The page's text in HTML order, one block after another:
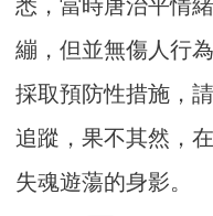
悉，當時唐治平情
繃，但並無傷人行
採取預防性措施，
追蹤，果不其然，
失魂遊蕩的身影。